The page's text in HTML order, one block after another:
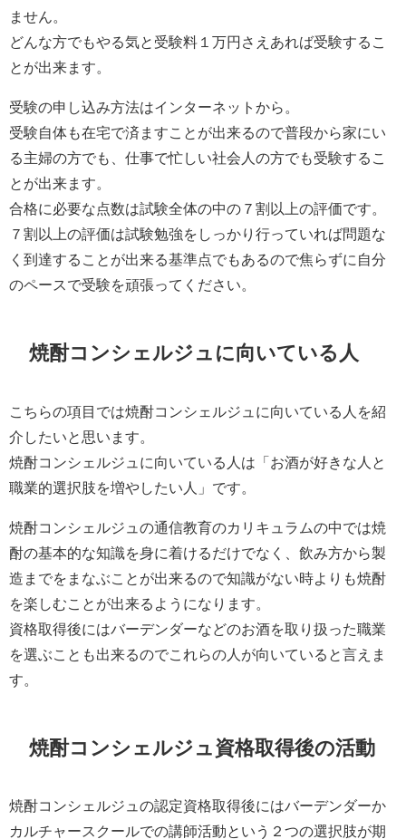
ません。
どんな方でもやる気と受験料１万円さえあれば受験するこ
とが出来ます。
受験の申し込み方法はインターネットから。
受験自体も在宅で済ますことが出来るので普段から家にい
る主婦の方でも、仕事で忙しい社会人の方でも受験するこ
とが出来ます。
合格に必要な点数は試験全体の中の７割以上の評価です。
７割以上の評価は試験勉強をしっかり行っていれば問題な
く到達することが出来る基準点でもあるので焦らずに自分
のペースで受験を頑張ってください。
焼酎コンシェルジュに向いている人
こちらの項目では焼酎コンシェルジュに向いている人を紹
介したいと思います。
焼酎コンシェルジュに向いている人は「お酒が好きな人と
職業的選択肢を増やしたい人」です。
焼酎コンシェルジュの通信教育のカリキュラムの中では焼
酎の基本的な知識を身に着けるだけでなく、飲み方から製
造までをまなぶことが出来るので知識がない時よりも焼酎
を楽しむことが出来るようになります。
資格取得後にはバーデンダーなどのお酒を取り扱った職業
を選ぶことも出来るのでこれらの人が向いていると言えま
す。
焼酎コンシェルジュ資格取得後の活動
焼酎コンシェルジュの認定資格取得後にはバーデンダーか
カルチャースクールでの講師活動という２つの選択肢が期